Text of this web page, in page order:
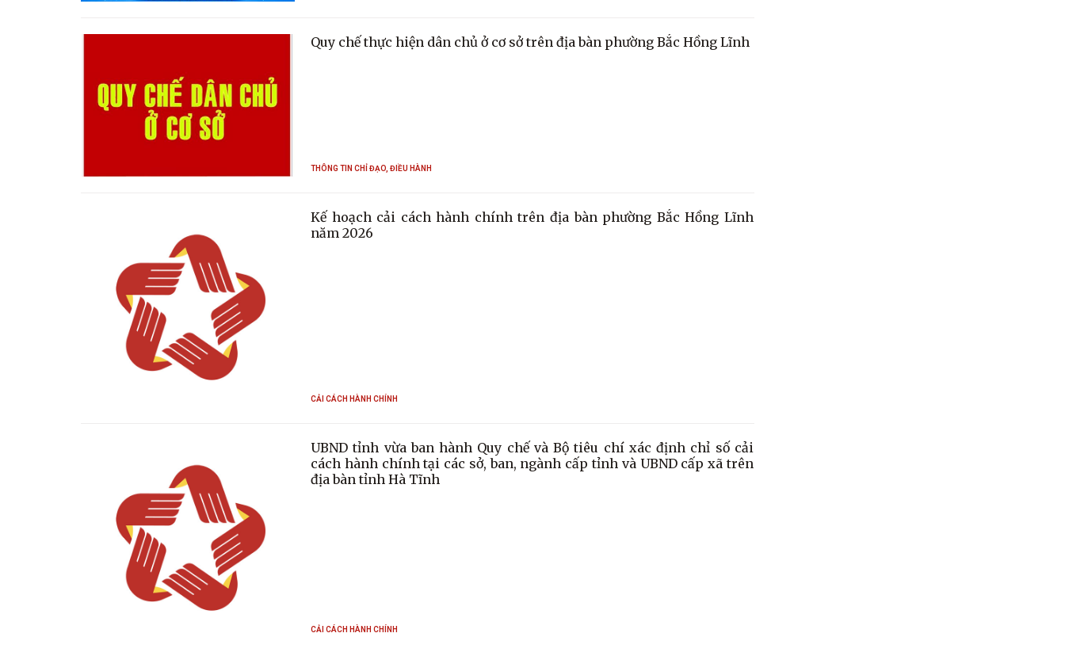
Quy chế thực hiện dân chủ ở cơ sở trên địa bàn phường Bắc Hồng Lĩnh
THÔNG TIN CHỈ ĐẠO, ĐIỀU HÀNH
Kế hoạch cải cách hành chính trên địa bàn phường Bắc Hồng Lĩnh
năm 2026
CẢI CÁCH HÀNH CHÍNH
UBND tỉnh vừa ban hành Quy chế và Bộ tiêu chí xác định chỉ số cải
cách hành chính tại các sở, ban, ngành cấp tỉnh và UBND cấp xã trên
địa bàn tỉnh Hà Tĩnh
CẢI CÁCH HÀNH CHÍNH